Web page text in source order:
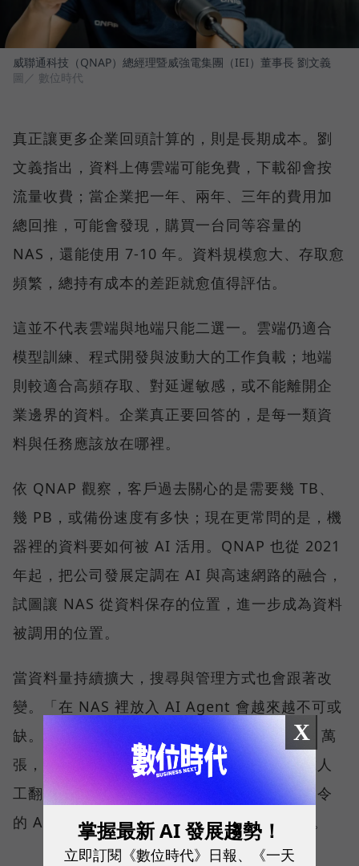
威聯通科技（QNAP）總經理暨威強電集團（IEI）董事長 劉文義
圖／ 數位時代
真正讓更多企業回頭計算的，則是長期成本。劉
文義指出，資料上傳雲端可能免費，下載卻會按
流量收費；當企業把一年、兩年、三年的費用加
總回推，可能會發現，購買一台同等容量的
NAS，還能使用 7-10 年。資料規模愈大、存取愈
頻繁，總持有成本的差距就愈值得評估。
這並不代表雲端與地端只能二選一。雲端仍適合
模型訓練、程式開發與波動大的工作負載；地端
則較適合高頻存取、對延遲敏感，或不能離開企
業邊界的資料。企業真正要回答的，是每一類資
料與任務應該放在哪裡。
依 QNAP 觀察，客戶過去關心的是需要幾 TB、
幾 PB，或備份速度有多快；現在更常問的是，機
器裡的資料要如何被 AI 活用。QNAP 也從 2021
年起，把公司發展定調在 AI 與高速網路的融合，
試圖讓 NAS 從資料保存的位置，進一步成為資料
被調用的位置。
當資料量持續擴大，搜尋與管理方式也會跟著改
變。「在 NAS 裡放入 AI Agent 會越來越不可或
缺。」劉文義舉例，當照片累積到 10 萬、20 萬
張，要找出其中幾張特定畫面，已不可能只靠人
工翻找。此時，能理解內容、接受自然語言指令
的 AI 工具，會從加分功能逐漸變成必要條件。
X
掌握最新 AI 發展趨勢！
立即訂閱《數位時代》日報、《一天